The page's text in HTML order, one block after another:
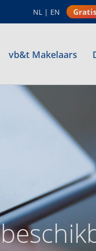
NL | EN
vb&t Makelaars